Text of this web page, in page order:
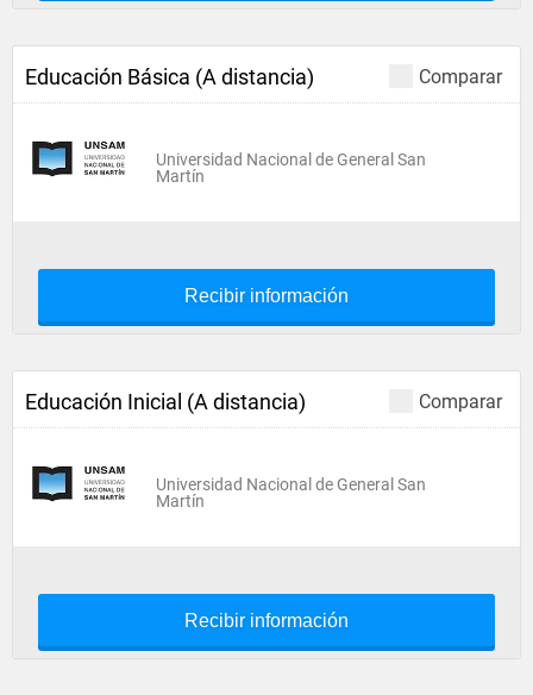
Comparar
Educación Básica (A distancia)
Universidad Nacional de General San
Martín
Recibir información
Comparar
Educación Inicial (A distancia)
Universidad Nacional de General San
Martín
Recibir información